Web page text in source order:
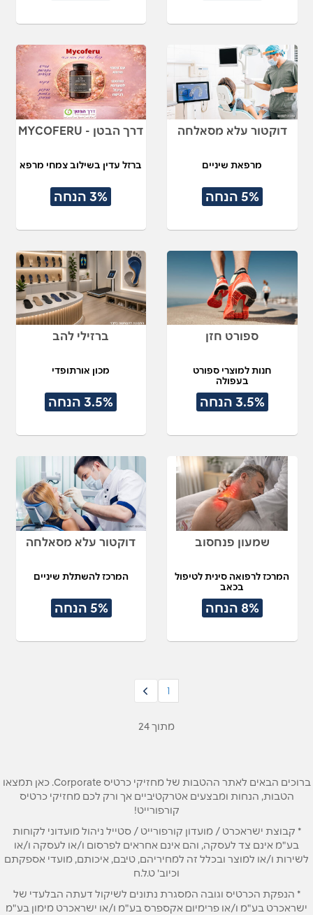
דוקטור עלא מסאלחה
מרפאת שיניים
5% הנחה
דרך הבטן - MYCOFERU
ברזל עדין בשילוב צמחי מרפא
3% הנחה
ספורט חזן
חנות למוצרי ספורט
בעפולה
3.5% הנחה
ברזילי להב
מכון אורתופדי
3.5% הנחה
שמעון פנחסוב
המרכז לרפואה סינית לטיפול
בכאב
8% הנחה
דוקטור עלא מסאלחה
המרכז להשתלת שיניים
5% הנחה
1
מתוך 24
ברוכים הבאים לאתר ההטבות של מחזיקי כרטיס Corporate. כאן תמצאו
הטבות, הנחות ומבצעים אטרקטיביים אך ורק לכם מחזיקי כרטיס
קורפורייט!
* קבוצת ישראכרט / מועדון קורפורייט / סטייל ניהול מועדוני לקוחות
בע"מ אינם צד לעסקה, והם אינם אחראים לפרסום ו/או לעסקה ו/או
לשירות ו/או למוצר ובכלל זה למחיריהם, טיבם, איכותם, מועדי אספקתם
וכיוב' ט.ל.ח
* הנפקת הכרטיס וגובה המסגרת נתונים לשיקול דעתה הבלעדי של
ישראכרט בע"מ ו/או פרימיום אקספרס בע"מ ו/או ישראכרט מימון בע"מ